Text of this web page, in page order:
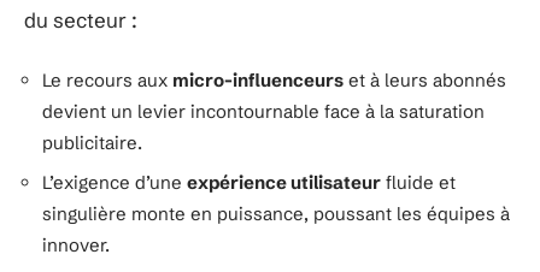
du secteur :
Le recours aux micro-influenceurs et à leurs abonnés
devient un levier incontournable face à la saturation
publicitaire.
L’exigence d’une expérience utilisateur fluide et
singulière monte en puissance, poussant les équipes à
innover.